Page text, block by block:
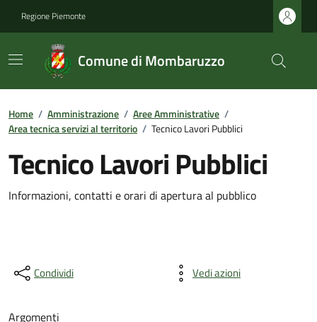
Regione Piemonte
Comune di Mombaruzzo
Home / Amministrazione / Aree Amministrative /
Area tecnica servizi al territorio / Tecnico Lavori Pubblici
Tecnico Lavori Pubblici
Informazioni, contatti e orari di apertura al pubblico
Condividi Vedi azioni
Argomenti